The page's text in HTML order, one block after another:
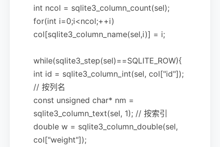
int ncol = sqlite3_column_count(sel);
for(int i=0;i<ncol;++i)
col[sqlite3_column_name(sel,i)] = i;
while(sqlite3_step(sel)==SQLITE_ROW){
int id = sqlite3_column_int(sel, col["id"]);
// 按列名
const unsigned char* nm =
sqlite3_column_text(sel, 1); // 按索引
double w = sqlite3_column_double(sel,
col["weight"]);